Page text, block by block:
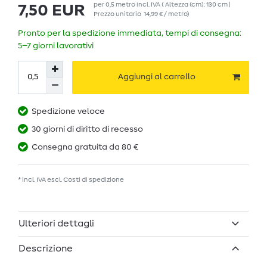
7,50 EUR per0,5 metroincl. IVA( Altezza (cm): 130 cm |
Prezzo unitario 14,99 € / metro)
Pronto per la spedizione immediata, tempi di consegna:
5–7 giorni lavorativi
Aggiungi al carrello
Spedizione veloce
30 giorni di diritto di recesso
Consegna gratuita da 80 €
* incl. IVA escl. Costi di spedizione
Ulteriori dettagli
Descrizione